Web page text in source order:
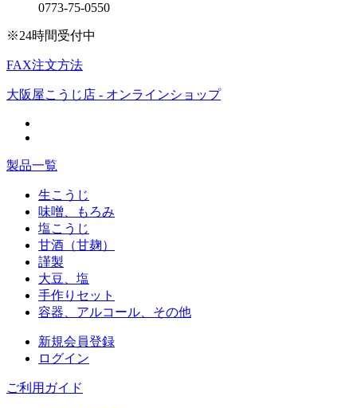
0773-75-0550
※24時間受付中
FAX注文方法
大阪屋こうじ店 - オンラインショップ
製品一覧
生こうじ
味噌、もろみ
塩こうじ
甘酒（甘麹）
謹製
大豆、塩
手作りセット
容器、アルコール、その他
新規会員登録
ログイン
ご利用ガイド